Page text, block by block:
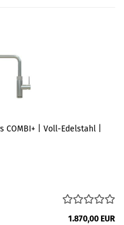
COMBI+ | Voll-Edelstahl |
1.870,00 EUR